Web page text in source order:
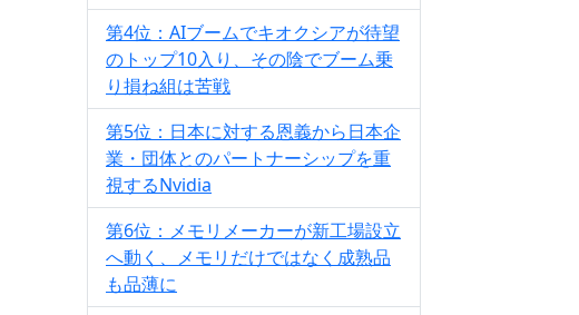
第4位：AIブームでキオクシアが待望
のトップ10入り、その陰でブーム乗
り損ね組は苦戦
第5位：日本に対する恩義から日本企
業・団体とのパートナーシップを重
視するNvidia
第6位：メモリメーカーが新工場設立
へ動く、メモリだけではなく成熟品
も品薄に